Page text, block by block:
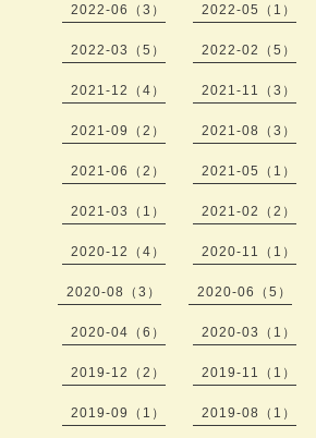
2022-06（3） 2022-05（1）
2022-03（5） 2022-02（5）
2021-12（4） 2021-11（3）
2021-09（2） 2021-08（3）
2021-06（2） 2021-05（1）
2021-03（1） 2021-02（2）
2020-12（4） 2020-11（1）
2020-08（3） 2020-06（5）
2020-04（6） 2020-03（1）
2019-12（2） 2019-11（1）
2019-09（1） 2019-08（1）